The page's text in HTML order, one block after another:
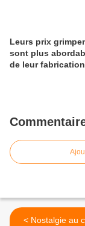
Leurs prix
sont plus
de leur
< Nostalgie au carré : un